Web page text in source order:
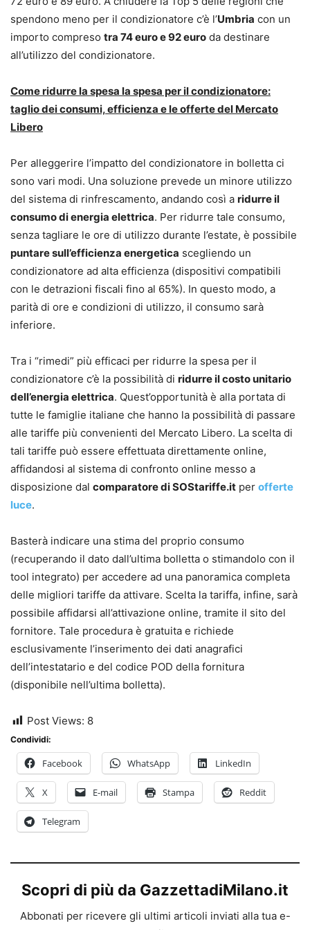
spendono meno per il condizionatore c’è l’Umbria con un
importo compreso tra 74 euro e 92 euro da destinare
all’utilizzo del condizionatore.
Come ridurre la spesa la spesa per il condizionatore:
taglio dei consumi, efficienza e le offerte del Mercato
Libero
Per alleggerire l’impatto del condizionatore in bolletta ci
sono vari modi. Una soluzione prevede un minore utilizzo
del sistema di rinfrescamento, andando così a ridurre il
consumo di energia elettrica. Per ridurre tale consumo,
senza tagliare le ore di utilizzo durante l’estate, è possibile
puntare sull’efficienza energetica scegliendo un
condizionatore ad alta efficienza (dispositivi compatibili
con le detrazioni fiscali fino al 65%). In questo modo, a
parità di ore e condizioni di utilizzo, il consumo sarà
inferiore.
Tra i “rimedi” più efficaci per ridurre la spesa per il
condizionatore c’è la possibilità di ridurre il costo unitario
dell’energia elettrica. Quest’opportunità è alla portata di
tutte le famiglie italiane che hanno la possibilità di passare
alle tariffe più convenienti del Mercato Libero. La scelta di
tali tariffe può essere effettuata direttamente online,
affidandosi al sistema di confronto online messo a
disposizione dal comparatore di SOStariffe.it per offerte
luce.
Basterà indicare una stima del proprio consumo
(recuperando il dato dall’ultima bolletta o stimandolo con il
tool integrato) per accedere ad una panoramica completa
delle migliori tariffe da attivare. Scelta la tariffa, infine, sarà
possibile affidarsi all’attivazione online, tramite il sito del
fornitore. Tale procedura è gratuita e richiede
esclusivamente l’inserimento dei dati anagrafici
dell’intestatario e del codice POD della fornitura
(disponibile nell’ultima bolletta).
Post Views: 8
Condividi:
Facebook WhatsApp LinkedIn
X E-mail Stampa Reddit
Telegram
Scopri di più da GazzettadiMilano.it
Abbonati per ricevere gli ultimi articoli inviati alla tua e-